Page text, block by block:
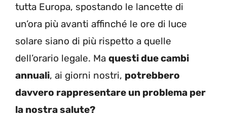
tutta Europa, spostando le lancette di
un’ora più avanti affinché le ore di luce
solare siano di più rispetto a quelle
dell’orario legale. Ma questi due cambi
annuali, ai giorni nostri, potrebbero
davvero rappresentare un problema per
la nostra salute?